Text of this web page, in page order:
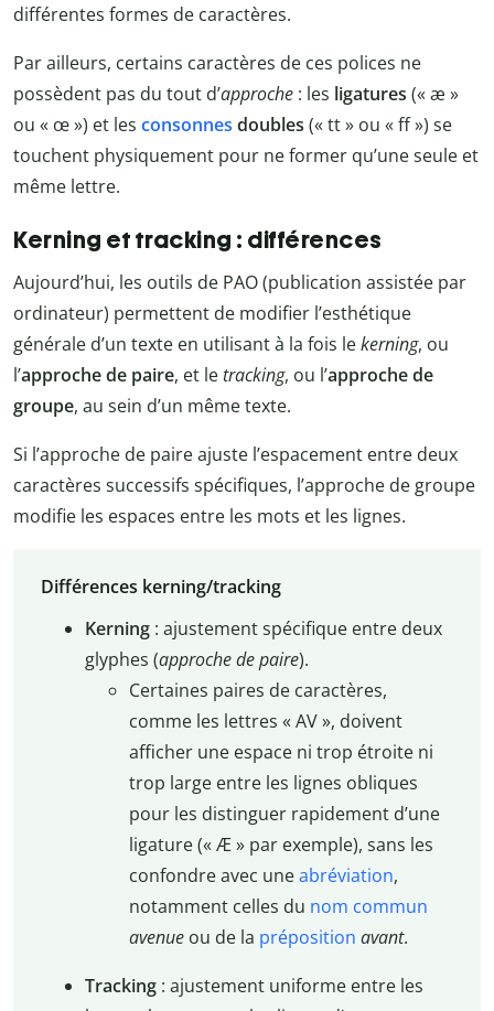
différentes formes de caractères.
Par ailleurs, certains caractères de ces polices ne
possèdent pas du tout d’approche : les ligatures (« æ »
ou « œ ») et les consonnes doubles (« tt » ou « ff ») se
touchent physiquement pour ne former qu’une seule et
même lettre.
Kerning et tracking : différences
Aujourd’hui, les outils de PAO (publication assistée par
ordinateur) permettent de modifier l’esthétique
générale d’un texte en utilisant à la fois lekerning, ou
l’approche de paire, et letracking, ou l’approche de
groupe, au sein d’un même texte.
Si l’approche de paire ajuste l’espacement entre deux
caractères successifs spécifiques, l’approche de groupe
modifie les espaces entre les mots et les lignes.
Différences kerning/tracking
Kerning: ajustement spécifique entre deux
glyphes (approche de paire).
Certaines paires de caractères,
comme les lettres « AV », doivent
afficher une espace ni trop étroite ni
trop large entre les lignes obliques
pour les distinguer rapidement d’une
ligature (« Æ » par exemple), sans les
confondre avec uneabréviation,
notamment celles du nom commun
avenueou de la préposition avant.
Tracking: ajustement uniforme entre les